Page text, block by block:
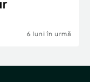
6 luni în urmă